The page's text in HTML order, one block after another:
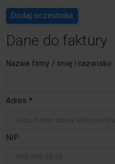
Dodaj uczestnika
Dane do faktury
Nazwa firmy / Imię i nazwisko
Adres *
NIP